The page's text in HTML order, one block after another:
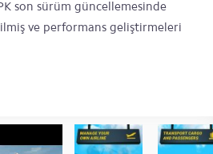
son sürüm güncellemesinde
ve performans geliştirmeleri